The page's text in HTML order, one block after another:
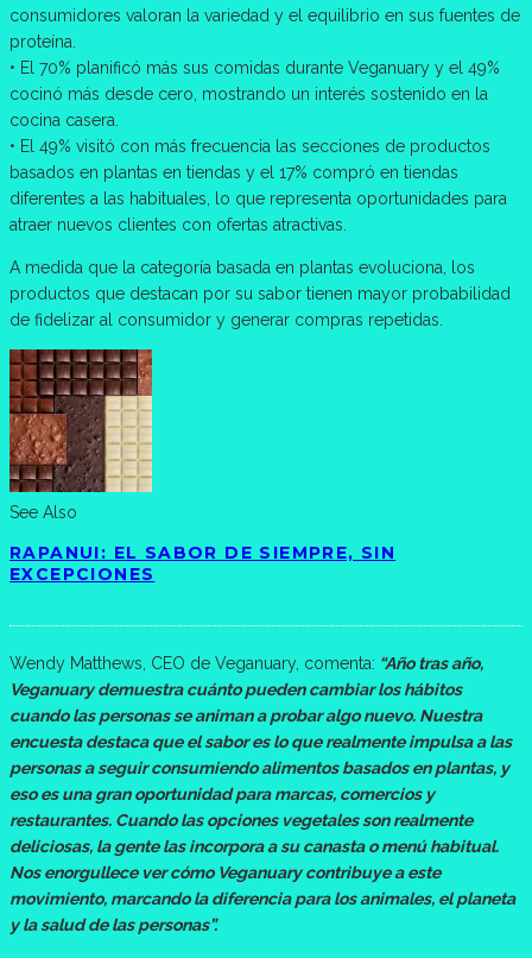
consumidores valoran la variedad y el equilibrio en sus fuentes de
proteína.
• El 70% planificó más sus comidas durante Veganuary y el 49%
cocinó más desde cero, mostrando un interés sostenido en la
cocina casera.
• El 49% visitó con más frecuencia las secciones de productos
basados en plantas en tiendas y el 17% compró en tiendas
diferentes a las habituales, lo que representa oportunidades para
atraer nuevos clientes con ofertas atractivas.
A medida que la categoría basada en plantas evoluciona, los
productos que destacan por su sabor tienen mayor probabilidad
de fidelizar al consumidor y generar compras repetidas.
See Also
RAPANUI: EL SABOR DE SIEMPRE, SIN
EXCEPCIONES
Wendy Matthews, CEO de Veganuary, comenta: “Año tras año,
Veganuary demuestra cuánto pueden cambiar los hábitos
cuando las personas se animan a probar algo nuevo. Nuestra
encuesta destaca que el sabor es lo que realmente impulsa a las
personas a seguir consumiendo alimentos basados en plantas, y
eso es una gran oportunidad para marcas, comercios y
restaurantes. Cuando las opciones vegetales son realmente
deliciosas, la gente las incorpora a su canasta o menú habitual.
Nos enorgullece ver cómo Veganuary contribuye a este
movimiento, marcando la diferencia para los animales, el planeta
y la salud de las personas”.